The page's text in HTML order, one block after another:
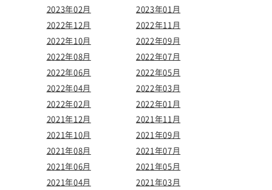
2023年02月
2023年01月
2022年12月
2022年11月
2022年10月
2022年09月
2022年08月
2022年07月
2022年06月
2022年05月
2022年04月
2022年03月
2022年02月
2022年01月
2021年12月
2021年11月
2021年10月
2021年09月
2021年08月
2021年07月
2021年06月
2021年05月
2021年04月
2021年03月